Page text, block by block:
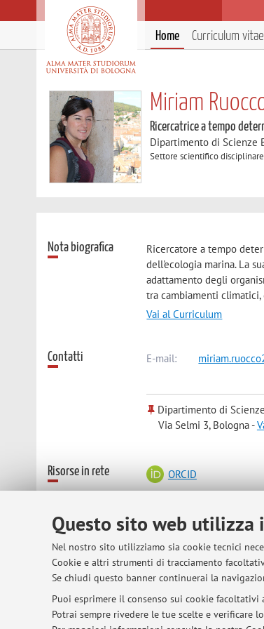
Questo sito web utilizza
Nel nostro sito utilizziamo sia cookie tecnici
Cookie e altri strumenti di tracciamento
Se chiudi questo banner continuerai la
Puoi esprimere il consenso sui cookie
Potrai sempre rivedere le tue scelte e verificare
Home Curriculum vitae
Miriam
Ricercatrice a tempo
Dipartimento di Scienze
Settore scientifico
Nota biografica
Ricercatore a tempo
dell'ecologia marina. La
adattamento degli
tra cambiamenti
Vai al Curriculum
Contatti E-mail:
Dipartimento di
Via Selmi 3, Bologna -
Risorse in rete ORCID
Orario di ricevimento Solo su appuntamento
© 2026 - ALMA MATER